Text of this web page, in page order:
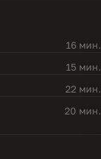
16 мин.
15 мин.
22 мин.
20 мин.